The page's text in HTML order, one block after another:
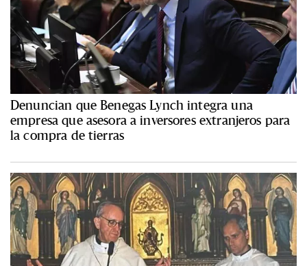
Denuncian que Benegas Lynch integra una
empresa que asesora a inversores extranjeros para
la compra de tierras